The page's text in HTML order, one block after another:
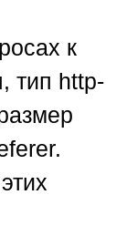
к
тип http-